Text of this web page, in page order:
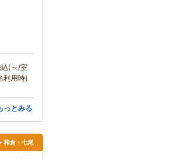
込)～/室
利用時)
っとみる
和倉・七尾